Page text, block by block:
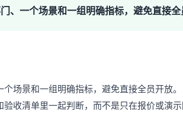
、一个场景和一组明确指标，避免直接全
场景和一组明确指标，避免直接全员开放
收清单里一起判断，而不是只在报价或演示